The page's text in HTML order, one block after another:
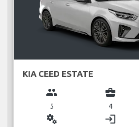
KIA CEED ESTATE
group
5
business_center
4
miscellaneous_services login